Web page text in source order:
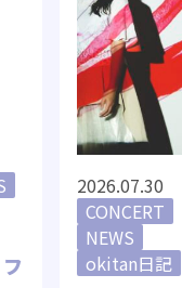
2026.07.30
CONCERT
NEWS
okitan日記